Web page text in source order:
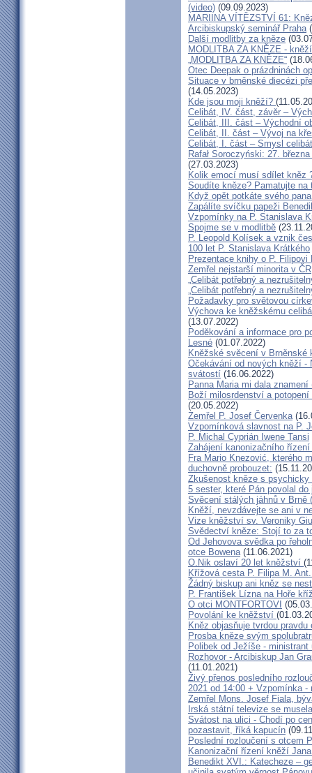
(video) (09.09.2023)
MARIINA VÍTĚZSTVÍ 61:
Arcibiskupský seminář Praha
Další modlitby za kněze
MODLITBA ZA KNĚZE -
„MODLITBA ZA KNĚZE“
Otec Deepak o prázdninách
Situace v brněnské diecézi
(14.05.2023)
Kde jsou moji kněží?
Celibát, IV. část, závěr –
Celibát, III. část – Východní
Celibát, II. část – Vývoj na
Celibát, I. část – Smysl
Rafał Soroczyński: 27.
(27.03.2023)
Kolik emocí musí sdílet kněz
Soudíte kněze? Pamatujte
Když opět potkáte svého
Zapálíte svíčku papeži
Vzpomínky na P. Stanislava
Spojme se v modlitbě
P. Leopold Kolísek a vznik
100 let P. Stanislava Krátkého
Prezentace knihy o P. Filipovi
Zemřel nejstarší minorita v ČR
„Celibát potřebný a
„Celibát potřebný a
Požadavky pro světovou
Výchova ke kněžskému
(13.07.2022)
Poděkování a informace pro
Lesné (01.07.2022)
Kněžské svěcení v Brněnské
Očekávání od nových kněží -
svátostí (16.06.2022)
Panna Maria mi dala
Boží milosrdenství a
(20.05.2022)
Zemřel P. Josef Červenka
Vzpomínková slavnost na P.
P. Michal Cyprián Iwene Tansi
Zahájení kanonizačního
Fra Mario Knezović, kterého
duchovně probouzet:
Zkušenost kněze s psychicky
5 sester, které Pán povolal do
Svěcení stálých jáhnů v Brně
Kněží, nevzdávejte se ani v
Vize kněžství sv. Veroniky
Svědectví kněze: Stojí to za
Od Jehovova svědka po
otce Bowena(11.06.2021)
O.Nik oslaví 20 let kněžství
Křížová cesta P. Filipa M.
Žádný biskup ani kněz se
P. František Lízna na Hoře
O otci MONTFORTOVI
Povolání ke kněžství
Kněz objasňuje tvrdou
Prosba kněze svým
Polibek od Ježíše -
Rozhovor - Arcibiskup Jan
(11.01.2021)
Živý přenos posledního
2021 od 14:00 + Vzpomínka
Zemřel Mons. Josef Fiala,
Irská státní televize se
Svátost na ulici - Chodí po
pozastavit, říká kapucín
Poslední rozloučení s otcem
Kanonizační řízení kněží
Benedikt XVI.: Katecheze –